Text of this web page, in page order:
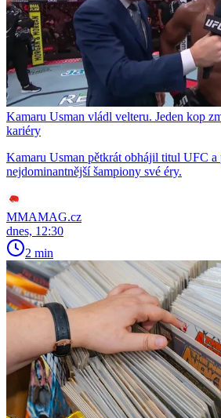
Kamaru Usman vládl velteru. Jeden kop
kariéry
Kamaru Usman pětkrát obhájil titul UFC a
nejdominantnější šampiony své éry.
MMAMAG.cz
dnes, 12:30
2 min